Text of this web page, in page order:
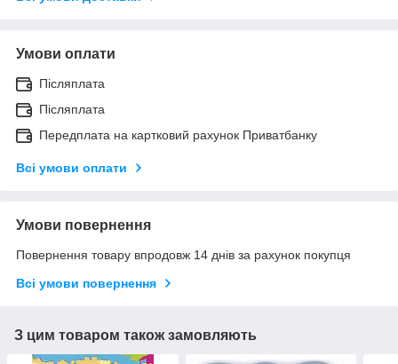
Умови оплати
Післяплата
Післяплата
Передплата на картковий рахунок Приватбанку
Всі умови оплати
Умови повернення
Повернення товару впродовж 14 днів за рахунок покупця
Всі умови повернення
З цим товаром також замовляють